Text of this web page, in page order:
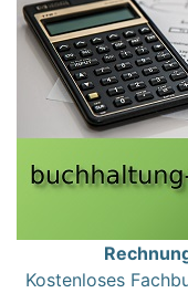
Kostenloses